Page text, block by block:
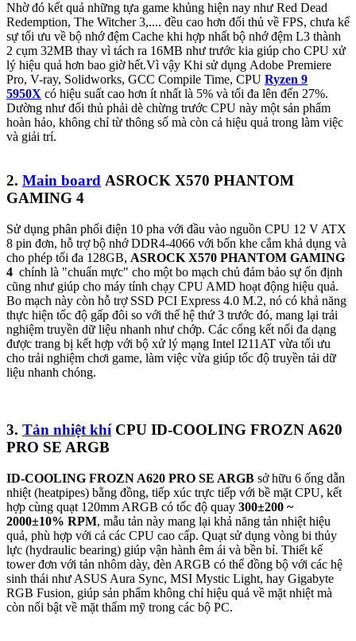
Nhờ đó kết quả những tựa game khủng hiện nay như Red Dead
Redemption, The Witcher 3,.... đều cao hơn đối thủ về FPS, chưa kể
sự tối ưu về bộ nhớ đệm Cache khi hợp nhất bộ nhớ đệm L3 thành
2 cụm 32MB thay vì tách ra 16MB như trước kia giúp cho CPU xử
lý hiệu quả hơn bao giờ hết.Vì vậy Khi sử dụng Adobe Premiere
Pro, V-ray, Solidworks, GCC Compile Time, CPU Ryzen 9
5950X có hiệu suất cao hơn ít nhất là 5% và tối đa lên đến 27%.
Dường như đối thủ phải dè chừng trước CPU này một sản phẩm
hoàn hảo, không chỉ từ thông số mà còn cả hiệu quả trong làm việc
và giải trí.
2. Main board ASROCK X570 PHANTOM
GAMING 4
Sử dụng phân phối điện 10 pha với đầu vào nguồn CPU 12 V ATX ​​
8 pin đơn, hỗ trợ bộ nhớ DDR4-4066 với bốn khe cắm khả dụng và
cho phép tối đa 128GB, ASROCK X570 PHANTOM GAMING
4 chính là "chuẩn mực" cho một bo mạch chủ đảm bảo sự ổn định
cũng như giúp cho máy tính chạy CPU AMD hoạt động hiệu quả.
Bo mạch này còn hỗ trợ SSD PCI Express 4.0 M.2, nó có khả năng
thực hiện tốc độ gấp đôi so với thế hệ thứ 3 trước đó, mang lại trải
nghiệm truyền dữ liệu nhanh như chớp. Các cổng kết nối đa dạng
được trang bị kết hợp với bộ xử lý mạng Intel I211AT vừa tối ưu
cho trải nghiệm chơi game, làm việc vừa giúp tốc độ truyền tải dữ
liệu nhanh chóng.
3. Tản nhiệt khíCPU ID-COOLING FROZN A620
PRO SE ARGB
ID-COOLING FROZN A620 PRO SE ARGB sở hữu 6 ống dẫn
nhiệt (heatpipes) bằng đồng, tiếp xúc trực tiếp với bề mặt CPU, kết
hợp cùng quạt 120mm ARGB có tốc độ quay 300±200 ~
2000±10% RPM, mẫu tản này mang lại khả năng tản nhiệt hiệu
quả, phù hợp với cả các CPU cao cấp. Quạt sử dụng vòng bi thủy
lực (hydraulic bearing) giúp vận hành êm ái và bền bỉ. Thiết kế
tower đơn với tản nhôm dày, đèn ARGB có thể đồng bộ với các hệ
sinh thái như ASUS Aura Sync, MSI Mystic Light, hay Gigabyte
RGB Fusion, giúp sản phẩm không chỉ hiệu quả về mặt nhiệt mà
còn nổi bật về mặt thẩm mỹ trong các bộ PC.